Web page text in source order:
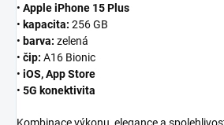
• Apple iPhone 15 Plus
• kapacita: 256 GB
• barva: zelená
• čip: A16 Bionic
• iOS, App Store
• 5G konektivita